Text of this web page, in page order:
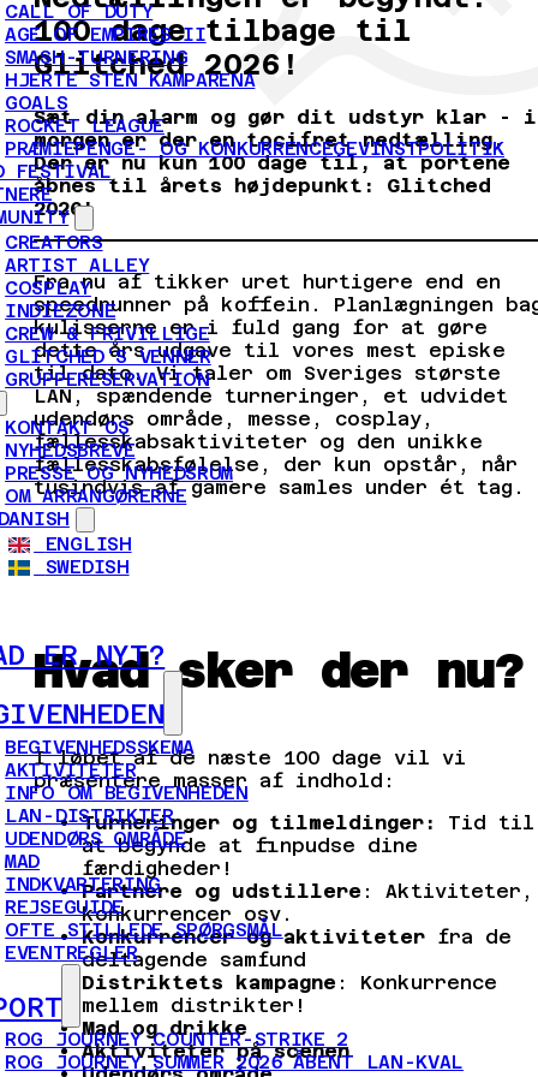
CALL OF DUTY
AGE OF EMPIRES II
SMASH-TURNERING
HJERTE STEN KAMPARENA
GOALS
ROCKET LEAGUE
PRÆMIEPENGE- OG KONKURRENCEGEVINSTPOLITIK
FESTIVAL
CREATORS
ARTIST ALLEY
COSPLAY
INDIEZONE
CREW & FRIVILLIGE
GLITCHED'S VENNER
GRUPPERESERVATION
KONTAKT OS
NYHEDSBREVE
PRESSE OG NYHEDSRUM
OM ARRANGØRERNE
ENGLISH
SWEDISH
ER NYT?
BEGIVENHEDSSKEMA
AKTIVITETER
INFO OM BEGIVENHEDEN
LAN-DISTRIKTER
UDENDØRS OMRÅDE
MAD
INDKVARTERING
REJSEGUIDE
OFTE STILLEDE SPØRGSMÅL
EVENTREGLER
ROG JOURNEY COUNTER-STRIKE 2
ROG JOURNEY SUMMER 2026 ÅBENT LAN-KVAL
100 dage tilbage til
Glitched 2026!
Sæt din alarm og gør dit udstyr klar - i
morgen er der en tocifret nedtælling.
Der er nu kun 100 dage til, at portene
åbnes til årets højdepunkt: Glitched
2026!
Fra nu af tikker uret hurtigere end en
speedrunner på koffein. Planlægningen
kulisserne er i fuld gang for at gøre
dette års udgave til vores mest episke
til dato. Vi taler om Sveriges største
LAN, spændende turneringer, et udvidet
udendørs område, messe, cosplay,
fællesskabsaktiviteter og den unikke
fællesskabsfølelse, der kun opstår, når
tusindvis af gamere samles under ét tag.
Hvad sker der nu?
I løbet af de næste 100 dage vil vi
præsentere masser af indhold:
Turneringer og tilmeldinger:
Tid til
at begynde at finpudse dine
færdigheder!
Partnere og udstillere : Aktiviteter,
konkurrencer osv.
Konkurrencer og aktiviteter fra de
deltagende samfund
Distriktets kampagne : Konkurrence
mellem distrikter!
Mad og drikke
Aktiviteter på scenen